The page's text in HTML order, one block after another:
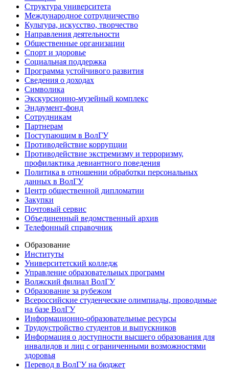
Структура университета
Международное сотрудничество
Культура, искусство, творчество
Направления деятельности
Общественные организации
Спорт и здоровье
Социальная поддержка
Программа устойчивого развития
Сведения о доходах
Символика
Экскурсионно-музейный комплекс
Эндаумент-фонд
Сотрудникам
Партнерам
Поступающим в ВолГУ
Противодействие коррупции
Противодействие экстремизму и терроризму,
профилактика девиантного поведения
Политика в отношении обработки персональных
данных в ВолГУ
Центр общественной дипломатии
Закупки
Почтовый сервис
Объединенный ведомственный архив
Телефонный справочник
Образование
Институты
Университетский колледж
Управление образовательных программ
Волжский филиал ВолГУ
Образование за рубежом
Всероссийские студенческие олимпиады, проводимые
на базе ВолГУ
Информационно-образовательные ресурсы
Трудоустройство студентов и выпускников
Информация о доступности высшего образования для
инвалидов и лиц с ограниченными возможностями
здоровья
Перевод в ВолГУ на бюджет